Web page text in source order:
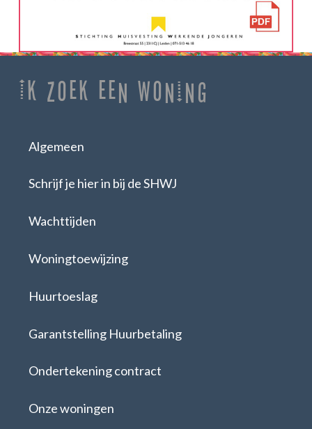
Ik zoek een woning
Algemeen
Schrijf je hier in bij de SHWJ
Wachttijden
Woningtoewijzing
Huurtoeslag
Garantstelling Huurbetaling
Ondertekening contract
Onze woningen